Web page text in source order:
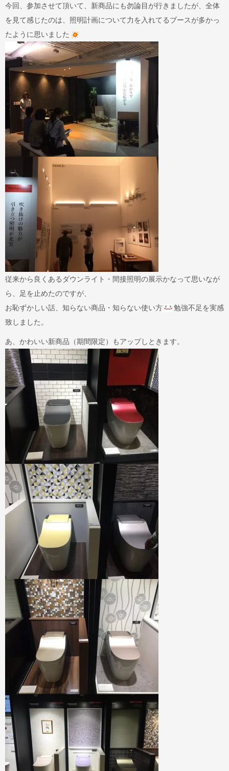
今回、参加させて頂いて、新商品にも勿論目が行きましたが、全体
を見て感じたのは、照明計画について力を入れてるブースが多かっ
たように思いました
従来から良くあるダウンライト・間接照明の展示かなって思いなが
ら、足を止めたのですが、
お恥ずかしい話、知らない商品・知らない使い方
勉強不足を実感
致しました。
あ、かわいい新商品（期間限定）もアップしときます。